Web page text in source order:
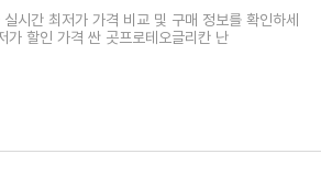
시간 최저가 가격 비교 및 구매 정보를 확인하세
할인 가격 싼 곳프로테오글리칸 난